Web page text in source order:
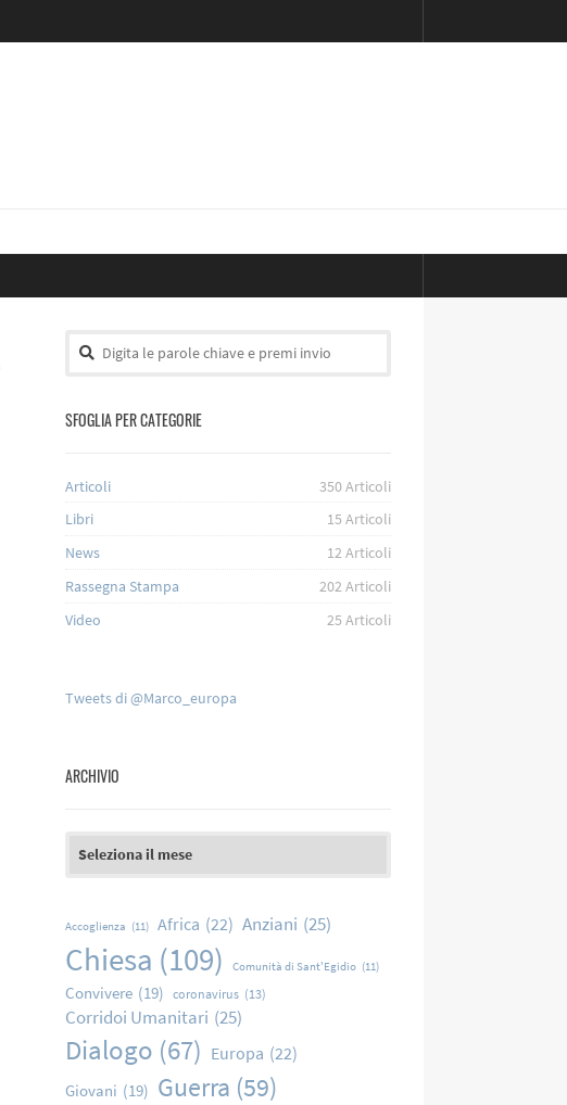
SFOGLIA PER CATEGORIE
Articoli 350Articoli
Libri
15 Articoli
News
12Articoli
Rassegna Stampa
202Articoli
Video
25 Articoli
Tweets di @Marco_europa
ARCHIVIO
Accoglienza (11) Africa (22) Anziani (25)
Chiesa (109) Comunità di Sant'Egidio (11)
Convivere (19) coronavirus (13)
Corridoi Umanitari (25)
Dialogo (67) Europa (22)
Giovani (19) Guerra (59)